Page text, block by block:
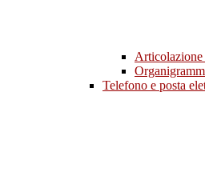
Telefono e posta